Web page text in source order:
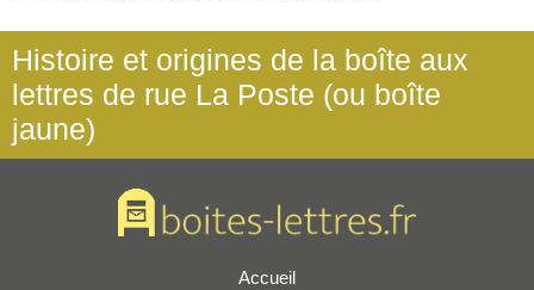
Histoire et origines de la boîte aux
lettres de rue La Poste (ou boîte
jaune)
Accueil